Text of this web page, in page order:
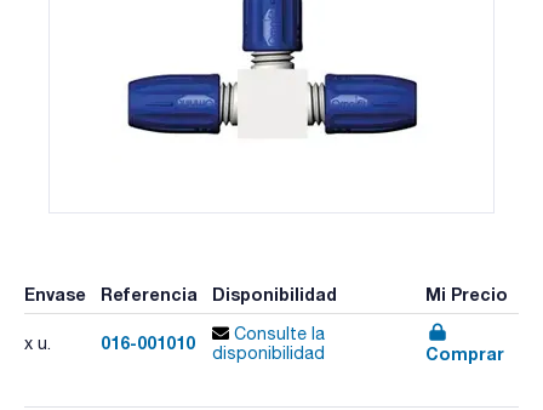
Envase Referencia Disponibilidad Mi Precio
x u. 016-001010
Consulte la
disponibilidad
Comprar